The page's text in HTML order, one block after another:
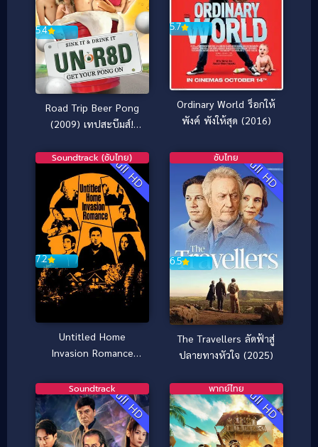
5.4
Road Trip Beer Pong
(2009) เทปสะบึมส์!
2
5.7
Ordinary World ร็อกให้
พังค์ พังให้สุด (2016)
Full HD
7.2
Soundtrack (ซับไทย)
Untitled Home
Invasion Romance
Full HD
6.5
ซับไทย
The Travellers ลัดฟ้าสู่
ปลายทางหัวใจ (2025)
Full HD
Soundtrack Full HD
พากย์ไทย